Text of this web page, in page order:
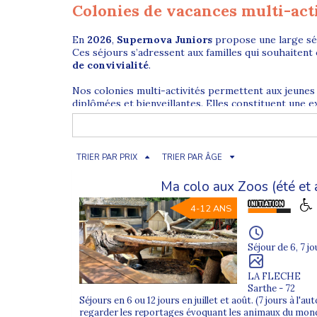
Colonies de vacances multi-
En 2026, Supernova Juniors propose une large
Ces séjours s’adressent aux familles qui
de convivialité.
Nos colonies multi-activités permettent aux jeunes
diplômées et bienveillantes. Elles constituent une
différentes afin de maintenir l’enthousiasme et
Au programme selon les séjours : sports
favorise lasociabilisation, laprise de confiance
Colonies multi-activités pour
colonies de
adaptée. Les jeunes évoluent avec des
TRIER PAR PRIX TRIER PAR ÂGE
Ma colo aux Zoos (été et
4-12 ANS
Séjour de 6, 7
LA FLECHE
Sarthe - 72
Séjours en 6 ou 12 jours en juillet et août. (7 jours à
regarder les reportages évoquant les animaux du